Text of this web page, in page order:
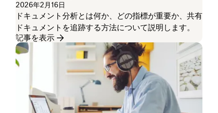
2026年2月16日
ドキュメント分析とは何か、どの指標が重要か、共有
ドキュメントを追跡する方法について説明します。
記事を表示